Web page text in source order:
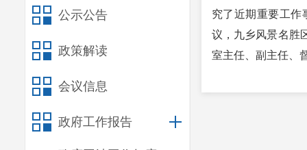
公示公告
政策解读
会议信息
政府工作报告
究了近期重要工作
议，九乡风景名胜
室主任、副主任、